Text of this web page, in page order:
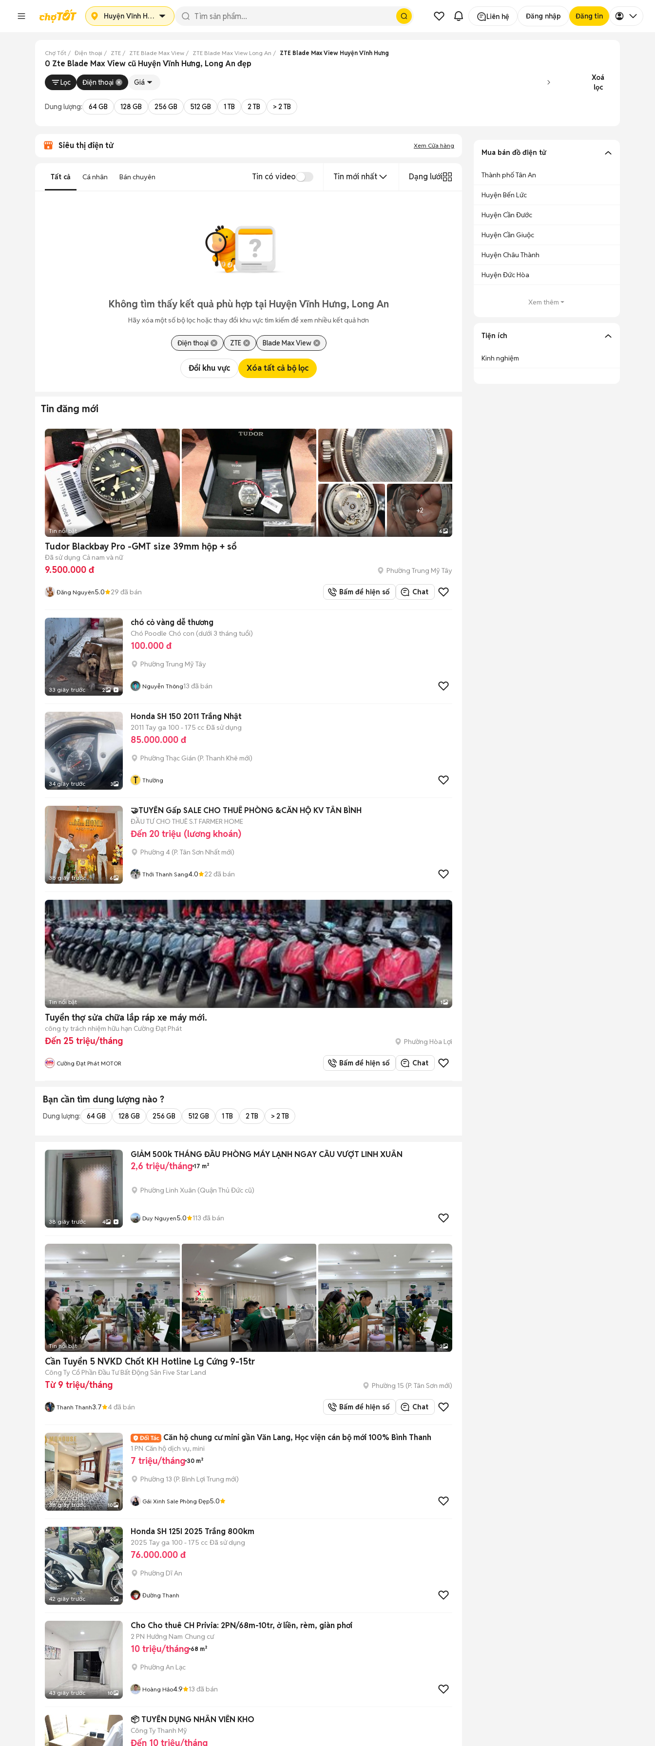
Huyện Vĩnh Hưng Liên hệ Đăng nhập Đăng tin
Chợ Tốt Điện thoại ZTE ZTE Blade Max View ZTE Blade Max View Long An ZTE Blade Max View Huyện Vĩnh Hưng
0 Zte Blade Max View cũ Huyện Vĩnh Hưng, Long An đẹp
Lọc Điện thoại Giá
Xoá
lọc
Dung lượng: 64 GB 128 GB 256 GB 512 GB 1 TB 2 TB > 2 TB
Siêu thị điện tử Xem Cửa hàng
Tất cả Cá nhân Bán chuyên Tin có video Tin mới nhất Dạng lưới
Không tìm thấy kết quả phù hợp tại Huyện Vĩnh Hưng, Long An
Hãy xóa một số bộ lọc hoặc thay đổi khu vực tìm kiếm để xem nhiều kết quả hơn
Điện thoại ZTE Blade Max View
Đổi khu vực Xóa tất cả bộ lọc
Tin đăng mới
+2
Tin nổi bật 6
Tudor Blackbay Pro -GMT size 39mm hộp + sổ
Đã sử dụng Cả nam và nữ
9.500.000 đ Phường Trung Mỹ Tây
Đăng Nguyên5.0 29 đã bán Bấm để hiện số Chat
33 giây trước 2
chó cỏ vàng dễ thương
Chó Poodle Chó con (dưới 3 tháng tuổi)
100.000 đ
Phường Trung Mỹ Tây
Nguyễn Thông13 đã bán
34 giây trước 3
Honda SH 150 2011 Trắng Nhật
2011 Tay ga 100 - 175 cc Đã sử dụng
85.000.000 đ
Phường Thạc Gián (P. Thanh Khê mới)
T Thường
38 giây trước 6
🤝TUYỂN Gấp SALE CHO THUÊ PHÒNG &CĂN HỘ KV TÂN BÌNH
ĐẦU TƯ CHO THUÊ S.T FARMER HOME
Đến 20 triệu (lương khoán)
Phường 4 (P. Tân Sơn Nhất mới)
Thới Thanh Sang4.0 22 đã bán
Tin nổi bật 1
Tuyển thợ sửa chữa lắp ráp xe máy mới.
công ty trách nhiệm hữu hạn Cường Đạt Phát
Đến 25 triệu/tháng Phường Hòa Lợi
Cường Đạt Phát MOTOR Bấm để hiện số Chat
Bạn cần tìm dung lượng nào ?
Dung lượng: 64 GB 128 GB 256 GB 512 GB 1 TB 2 TB > 2 TB
38 giây trước 4
GIẢM 500k THÁNG ĐẦU PHÒNG MÁY LẠNH NGAY CẦU VƯỢT LINH XUÂN
2,6 triệu/tháng 17 m²
Phường Linh Xuân (Quận Thủ Đức cũ)
Duy Nguyen5.0 113 đã bán
Tin nổi bật 3
Cần Tuyển 5 NVKD Chốt KH Hotline Lg Cứng 9-15tr
Công Ty Cổ Phần Đầu Tư Bất Động Sản Five Star Land
Từ 9 triệu/tháng Phường 15 (P. Tân Sơn mới)
Thanh Thanh3.7 4đã bán Bấm để hiện số Chat
38 giây trước 10
Căn hộ chung cư mini gần Văn Lang, Học viện cán bộ mới 100% Bình Thanh
1 PN Căn hộ dịch vụ, mini
7 triệu/tháng 30 m²
Phường 13 (P. Bình Lợi Trung mới)
Gái Xinh Sale Phòng Đẹp5.0
42 giây trước 2
Honda SH 125I 2025 Trắng 800km
2025 Tay ga 100 - 175 cc Đã sử dụng
76.000.000 đ
Phường Dĩ An
Đường Thanh
43 giây trước 10
Cho Cho thuê CH Privia: 2PN/68m-10tr, ở liền, rèm, giàn phơi
2 PN Hướng Nam Chung cư
10 triệu/tháng 68 m²
Phường An Lạc
Hoàng Hảo4.9 13 đã bán
📦 TUYỂN DỤNG NHÂN VIÊN KHO
Công Ty Thanh Mỹ
Đến 10 triệu/tháng
Mua bán đồ điện tử
Thành phố Tân An
Huyện Bến Lức
Huyện Cần Đước
Huyện Cần Giuộc
Huyện Châu Thành
Huyện Đức Hòa
Xem thêm
Tiện ích
Kinh nghiệm